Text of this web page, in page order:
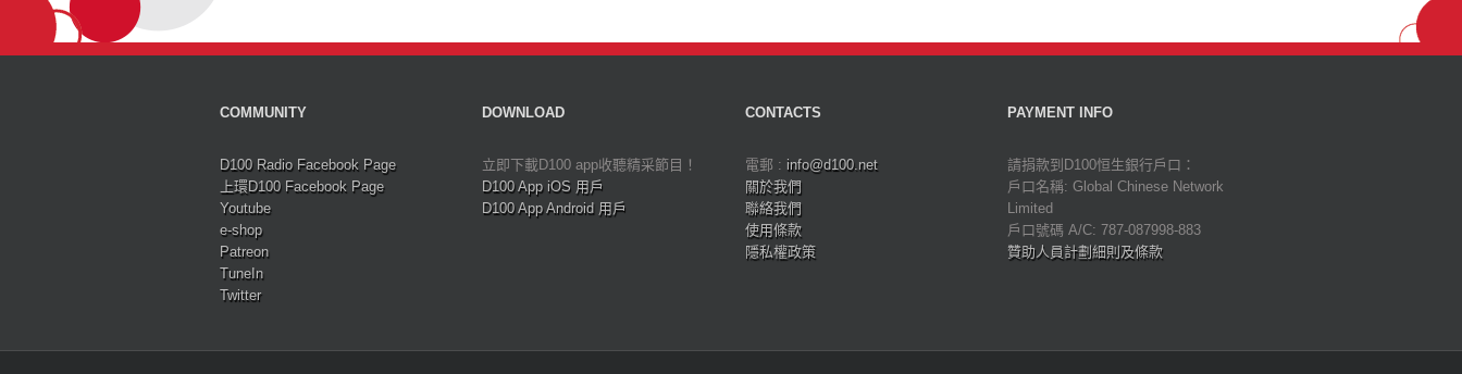
COMMUNITY
D100 Radio Facebook Page
上環D100 Facebook Page
Youtube
e-shop
Patreon
TuneIn
Twitter
DOWNLOAD
立即下載D100 app收聽精采節目！
D100 App iOS 用戶
D100 App Android 用戶
CONTACTS
電郵 : info@d100.net
關於我們
聯絡我們
使用條款
隱私權政策
PAYMENT INFO
請捐款到D100恒生銀行戶口：
戶口名稱: Global Chinese Network
Limited
戶口號碼 A/C: 787-087998-883
贊助人員計劃細則及條款